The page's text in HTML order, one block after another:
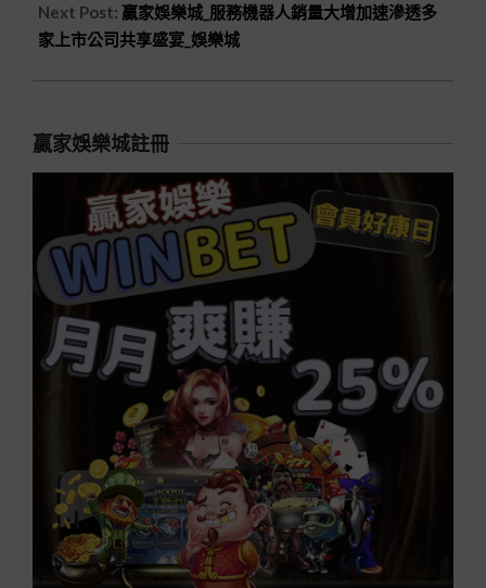
Next Post: 贏家娛樂城_服務機器人銷量大增加速滲透多
家上市公司共享盛宴_娛樂城
贏家娛樂城註冊